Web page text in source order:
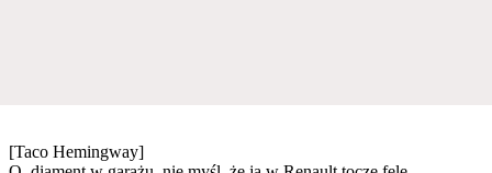
[Taco Hemingway]